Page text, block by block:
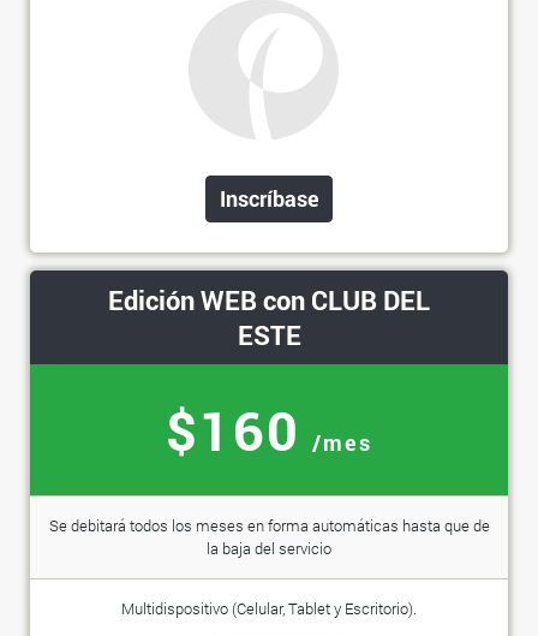
Inscríbase
Edición WEB con CLUB DEL
ESTE
$160 /mes
Se debitará todos los meses en forma automáticas hasta que de
la baja del servicio
Multidispositivo (Celular, Tablet y Escritorio).